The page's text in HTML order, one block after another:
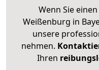
Wenn Sie
Weißenburg in
unsere
nehmen.
Ihren